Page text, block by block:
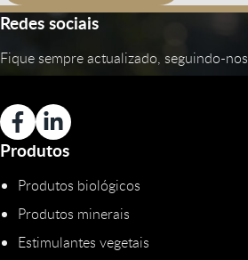
Redes sociais
Fique sempre actualizado, seguindo-nos
Produtos
Produtos biológicos
Produtos minerais
Estimulantes vegetais